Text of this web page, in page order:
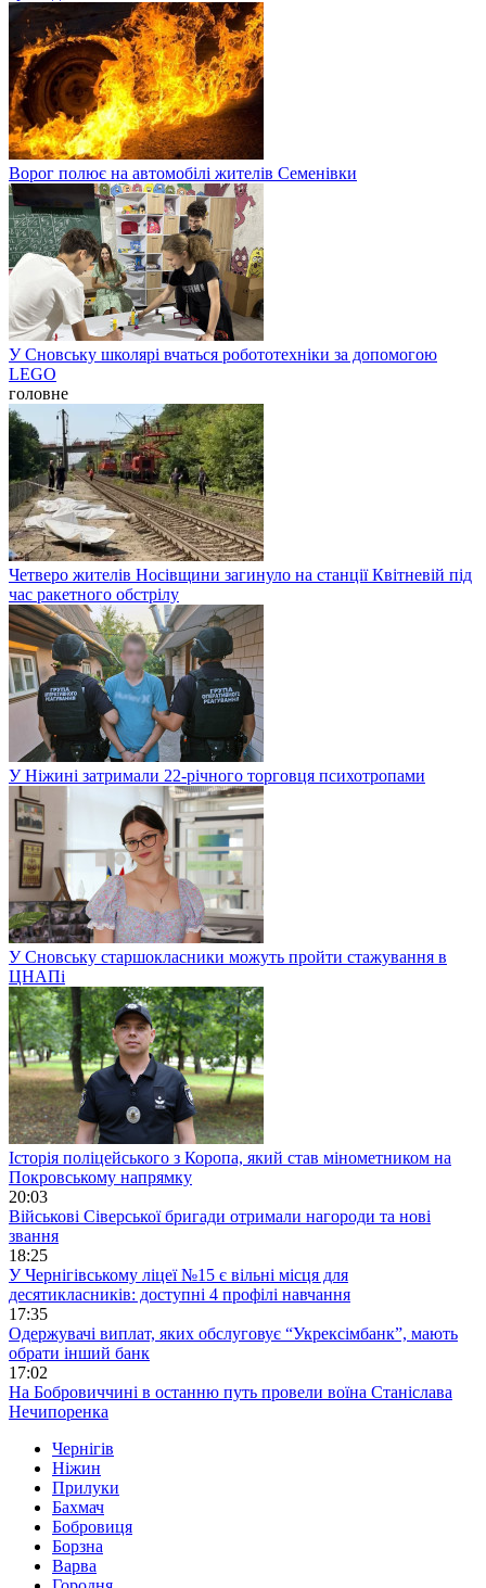
Ворог полює на автомобілі жителів Семенівки
У Сновську школярі вчаться робототехніки за допомогою
LEGO
головне
Четверо жителів Носівщини загинуло на станції Квітневій під
час ракетного обстрілу
У Ніжині затримали 22-річного торговця психотропами
У Сновську старшокласники можуть пройти стажування в
ЦНАПі
Історія поліцейського з Коропа, який став мінометником на
Покровському напрямку
20:03
Військові Сіверської бригади отримали нагороди та нові
звання
18:25
У Чернігівському ліцеї №15 є вільні місця для
десятикласників: доступні 4 профілі навчання
17:35
Одержувачі виплат, яких обслуговує “Укрексімбанк”, мають
обрати інший банк
17:02
На Бобровиччині в останню путь провели воїна Станіслава
Нечипоренка
Чернігів
Ніжин
Прилуки
Бахмач
Бобровиця
Борзна
Варва